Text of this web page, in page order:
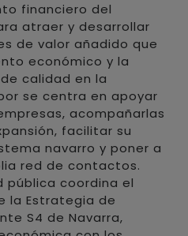
financiero del
atraer y desarrollar
de valor añadido que
económico y la
calidad en la
se centra en apoyar
acompañarlas
facilitar su
navarro y poner a
red de contactos.
pública coordina el
la Estrategia de
S4 de Navarra,